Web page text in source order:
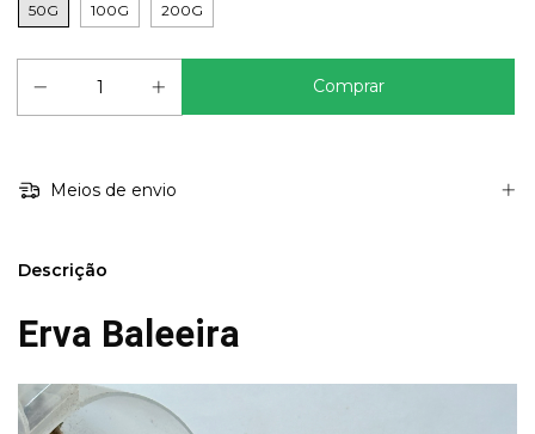
50G 100G 200G
Meios de envio
Descrição
Erva Baleeira